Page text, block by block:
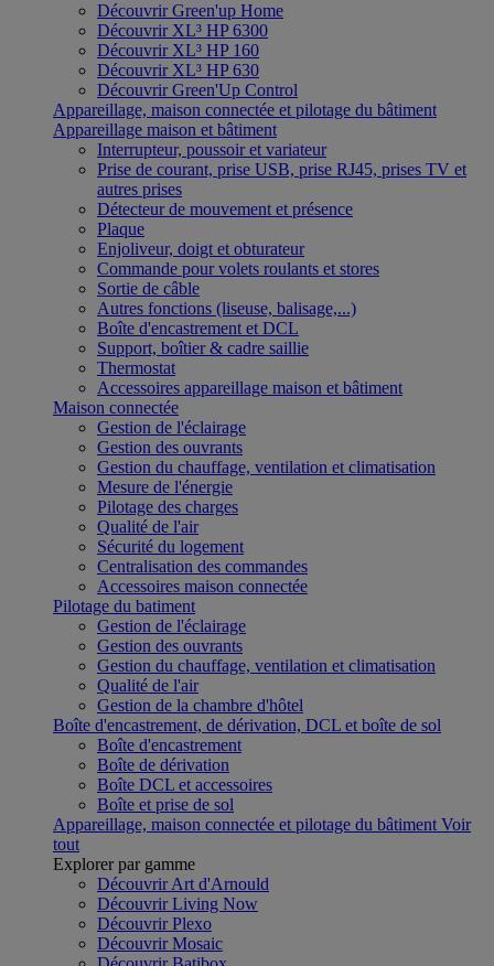
Découvrir Green'up Home
Découvrir XL³ HP 6300
Découvrir XL³ HP 160
Découvrir XL³ HP 630
Découvrir Green'Up Control
Appareillage, maison connectée et pilotage du bâtiment
Appareillage maison et bâtiment
Interrupteur, poussoir et variateur
Prise de courant, prise USB, prise RJ45, prises TV et
autres prises
Détecteur de mouvement et présence
Plaque
Enjoliveur, doigt et obturateur
Commande pour volets roulants et stores
Sortie de câble
Autres fonctions (liseuse, balisage,...)
Boîte d'encastrement et DCL
Support, boîtier & cadre saillie
Thermostat
Accessoires appareillage maison et bâtiment
Maison connectée
Gestion de l'éclairage
Gestion des ouvrants
Gestion du chauffage, ventilation et climatisation
Mesure de l'énergie
Pilotage des charges
Qualité de l'air
Sécurité du logement
Centralisation des commandes
Accessoires maison connectée
Pilotage du batiment
Gestion de l'éclairage
Gestion des ouvrants
Gestion du chauffage, ventilation et climatisation
Qualité de l'air
Gestion de la chambre d'hôtel
Boîte d'encastrement, de dérivation, DCL et boîte de sol
Boîte d'encastrement
Boîte de dérivation
Boîte DCL et accessoires
Boîte et prise de sol
Appareillage, maison connectée et pilotage du bâtiment Voir
tout
Explorer par gamme
Découvrir Art d'Arnould
Découvrir Living Now
Découvrir Plexo
Découvrir Mosaic